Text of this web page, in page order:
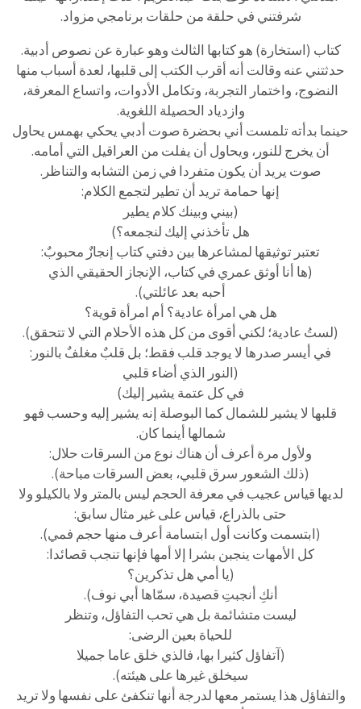
شرفتني في حلقة من حلقات برنامجي مزواد.
كتاب (استخارة) هو كتابها الثالث وهو عبارة عن نصوص أدبية.
حدثتني عنه وقالت أنه أقرب الكتب إلى قلبها، لعدة أسباب منها
النضوج، واختمار التجربة، وتكامل الأدوات، واتساع المعرفة،
وازدياد الحصيلة اللغوية.
حينما بدأته تلمست أني بحضرة صوت أدبي يحكي بهمس يحاول
أن يخرج للنور، ويحاول أن يفلت من العراقيل التي أمامه.
صوت يريد أن يكون متفردا في زمن التشابه والتناظر.
إنها حمامة تريد أن تطير لتجمع الكلام:
(بيني وبينك كلام يطير
هل تأخذني إليك لنجمعه؟)
تعتبر توثيقها لمشاعرها بين دفتي كتاب إنجازٌ محبوبٌ:
(ها أنا أوثق عمري في كتاب، الإنجاز الحقيقي الذي
أحبه بعد عائلتي).
هل هي امرأة عادية؟ أم امرأة قوية؟
(لستُ عادية؛ لكني أقوى من كل هذه الأحلام التي لا تتحقق).
في أيسر صدرها لا يوجد قلب فقط؛ بل قلبٌ مغلفٌ بالنور:
(النور الذي أضاء قلبي
في كل عتمة يشير إليك)
قلبها لا يشير للشمال كما البوصلة إنه يشير إليه وحسب فهو
شمالها أينما كان.
ولأول مرة أعرف أن هناك نوع من السرقات حلال:
(ذلك الشعور سرق قلبي، بعض السرقات مباحة).
لديها قياس عجيب في معرفة الحجم ليس بالمتر ولا بالكيلو ولا
حتى بالذراع، قياس على غير مثال سابق:
(ابتسمت وكانت أول ابتسامة أعرف منها حجم فمي).
كل الأمهات ينجبن بشرا إلا أمها فإنها تنجب قصائدا:
(يا أمي هل تذكرين؟
أنكِ أنجبتِ قصيدة، سمّاها أبي نوف).
ليست متشائمة بل هي تحب التفاؤل، وتنظر
للحياة بعين الرضى:
(آتفاؤل كثيرا بها، فالذي خلق عاما جميلا
سيخلق غيرها على هيئته).
والتفاؤل هذا يستمر معها لدرجة أنها تنكفئ على نفسها ولا تريد